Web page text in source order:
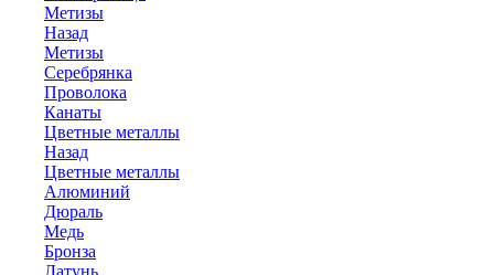
Метизы
Назад
Метизы
Серебрянка
Проволока
Канаты
Цветные металлы
Назад
Цветные металлы
Алюминий
Дюраль
Медь
Бронза
Латунь